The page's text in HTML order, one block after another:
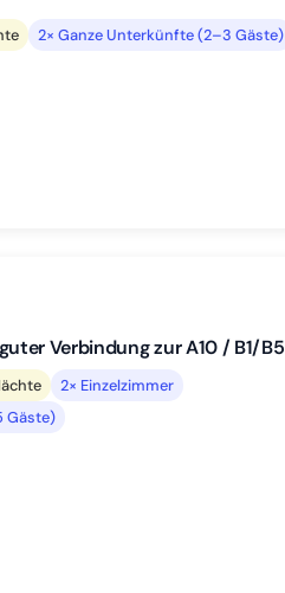
2× Ganze Unterkünfte (2–3 Gäste)
Verbindung zur A10 / B1/B5
2× Einzelzimmer
Gäste)